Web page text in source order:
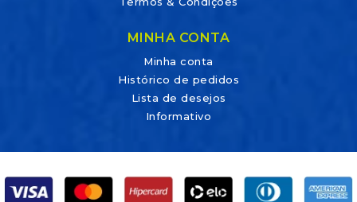
MINHA CONTA
Minha conta
Histórico de pedidos
Lista de desejos
Informativo